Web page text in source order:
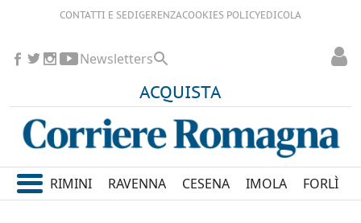
CONTATTI E SEDIGERENZACOOKIES POLICYEDICOLA
ACQUISTA
Newsletters
RIMINI RAVENNA CESENA IMOLA FORLÌ